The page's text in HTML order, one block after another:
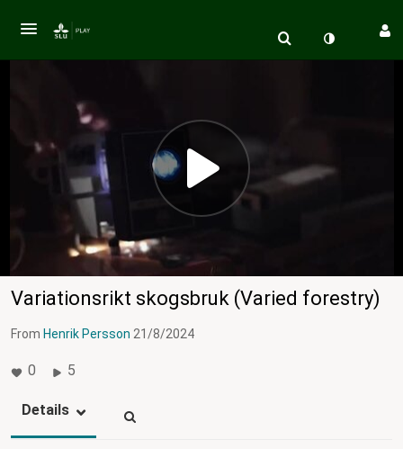
Variationsrikt skogsbruk (Varied forestry)
From Henrik Persson 21/8/2024
0 5
Details